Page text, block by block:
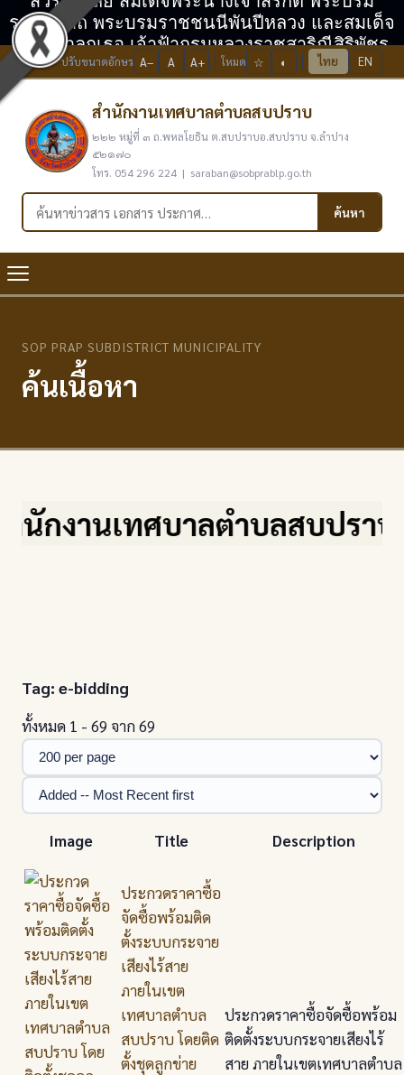
ราชินีนาถ พระบรมราชชนนีพันปีหลวง และสมเด็จ
พระเจ้าลูกเธอ เจ้าฟ้ากรมหลวงราชสาริณีสิริพัชร
มหาวัชรราชธิดา
ปรับขนาดอักษร A− A A+ โหมด ☆ ◐ ไทย EN
สำนักงานเทศบาลตำบลสบปราบ
๒๒๒ หมู่ที่ ๓ ถ.พหลโยธิน ต.สบปราบอ.สบปราบ จ.ลำปาง
๕๒๑๗๐
โทร. 054 296 224 | saraban@sobprablp.go.th
ค้นหาในเว็บไซต์ ค้นหา
SOP PRAP SUBDISTRICT MUNICIPALITY
ค้นเนื้อหา
นเทศบาลตำบลสบปราบ จ.ล
Tag: e-bidding
ทั้งหมด 1 - 69 จาก 69
Image Title Description
ประกวดราคาซื้อ
จัดซื้อพร้อมติด
ตั้งระบบกระจาย
เสียงไร้สาย
ภายในเขต
เทศบาลตำบล
สบปราบ โดยติด
ตั้งชุดลูกข่าย
ประกวดราคาซื้อจัดซื้อพร้อม
ติดตั้งระบบกระจายเสียงไร้
สาย ภายในเขตเทศบาลตำบล